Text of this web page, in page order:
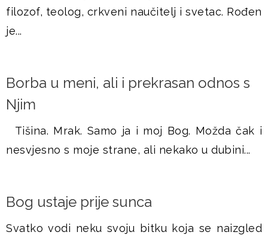
filozof, teolog, crkveni naučitelj i svetac. Rođen
je...
Borba u meni, ali i prekrasan odnos s
Njim
Tišina. Mrak. Samo ja i moj Bog. Možda čak i
nesvjesno s moje strane, ali nekako u dubini...
Bog ustaje prije sunca
Svatko vodi neku svoju bitku koja se naizgled